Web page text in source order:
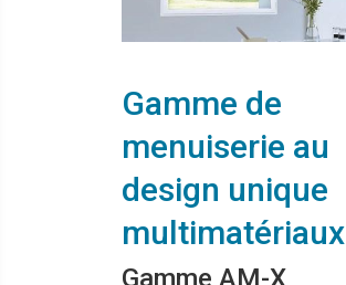
Gamme de
menuiserie au
design unique
multimatériaux
Gamme AM-X